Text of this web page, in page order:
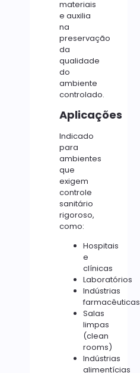
materiais
e auxilia
na
preservação
da
qualidade
do
ambiente
controlado.
Aplicações
Indicado
para
ambientes
que
exigem
controle
sanitário
rigoroso,
como:
Hospitais
e
clínicas
Laboratórios
Indústrias
farmacêuticas
Salas
limpas
(clean
rooms)
Indústrias
alimentícias